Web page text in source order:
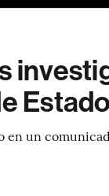
en un